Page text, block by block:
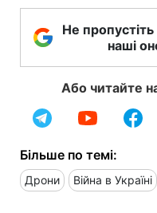
Не
наші
Або читайте
Більше по темі:
Дрони Війна в Україні